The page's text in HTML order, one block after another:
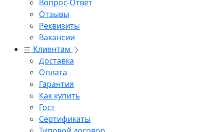
Вопрос-Ответ
Отзывы
Реквизиты
Вакансии
Клиентам
Доставка
Оплата
Гарантия
Как купить
Гост
Сертификаты